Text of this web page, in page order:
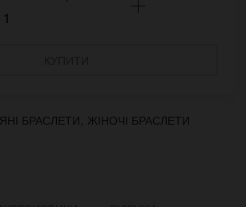
1
БРАСЛЕТИ, ЖІНОЧІ БРАСЛЕТИ